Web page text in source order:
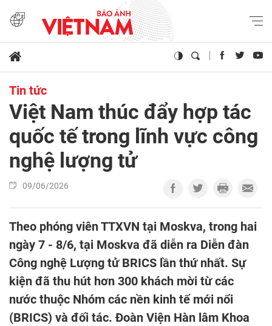
Tin tức
Việt Nam thúc đẩy hợp tác
quốc tế trong lĩnh vực công
nghệ lượng tử
09/06/2026
Theo phóng viên TTXVN tại Moskva, trong hai
ngày 7 - 8/6, tại Moskva đã diễn ra Diễn đàn
Công nghệ Lượng tử BRICS lần thứ nhất. Sự
kiện đã thu hút hơn 300 khách mời từ các
nước thuộc Nhóm các nền kinh tế mới nổi
(BRICS) và đối tác. Đoàn Viện Hàn lâm Khoa